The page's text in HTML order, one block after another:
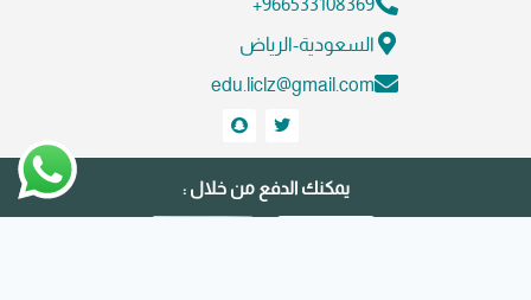
966533108369+
السعودية-الرياض
edu.liclz@gmail.com
يمكنك الدفع من خلال :